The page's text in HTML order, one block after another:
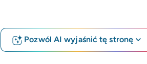
Pozwól AI wyjaśnić tę stronę